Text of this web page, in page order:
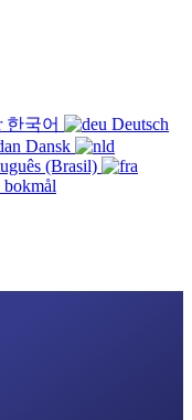
한국어
Deutsch
Dansk
(Brasil)